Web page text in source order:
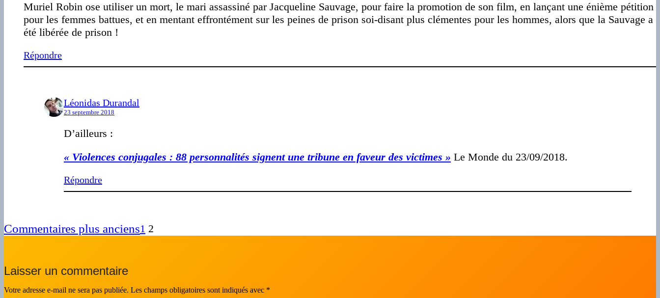
Muriel Robin ose utiliser un mort, le mari assassiné par Jacqueline Sauvage, pour faire la promotion de son film, en lançant une énième pétition
pour les femmes battues, et en mentant effrontément sur les peines de prison soi-disant plus clémentes pour les hommes, alors que la Sauvage a
été libérée de prison !
Répondre
Léonidas Durandal
23 septembre 2018
D’ailleurs :
« Violences conjugales : 88 personnalités signent une tribune en faveur des victimes » Le Monde du 23/09/2018.
Répondre
Commentaires plus anciens1 2
Laisser un commentaire
Votre adresse e-mail ne sera pas publiée. Les champs obligatoires sont indiqués avec *